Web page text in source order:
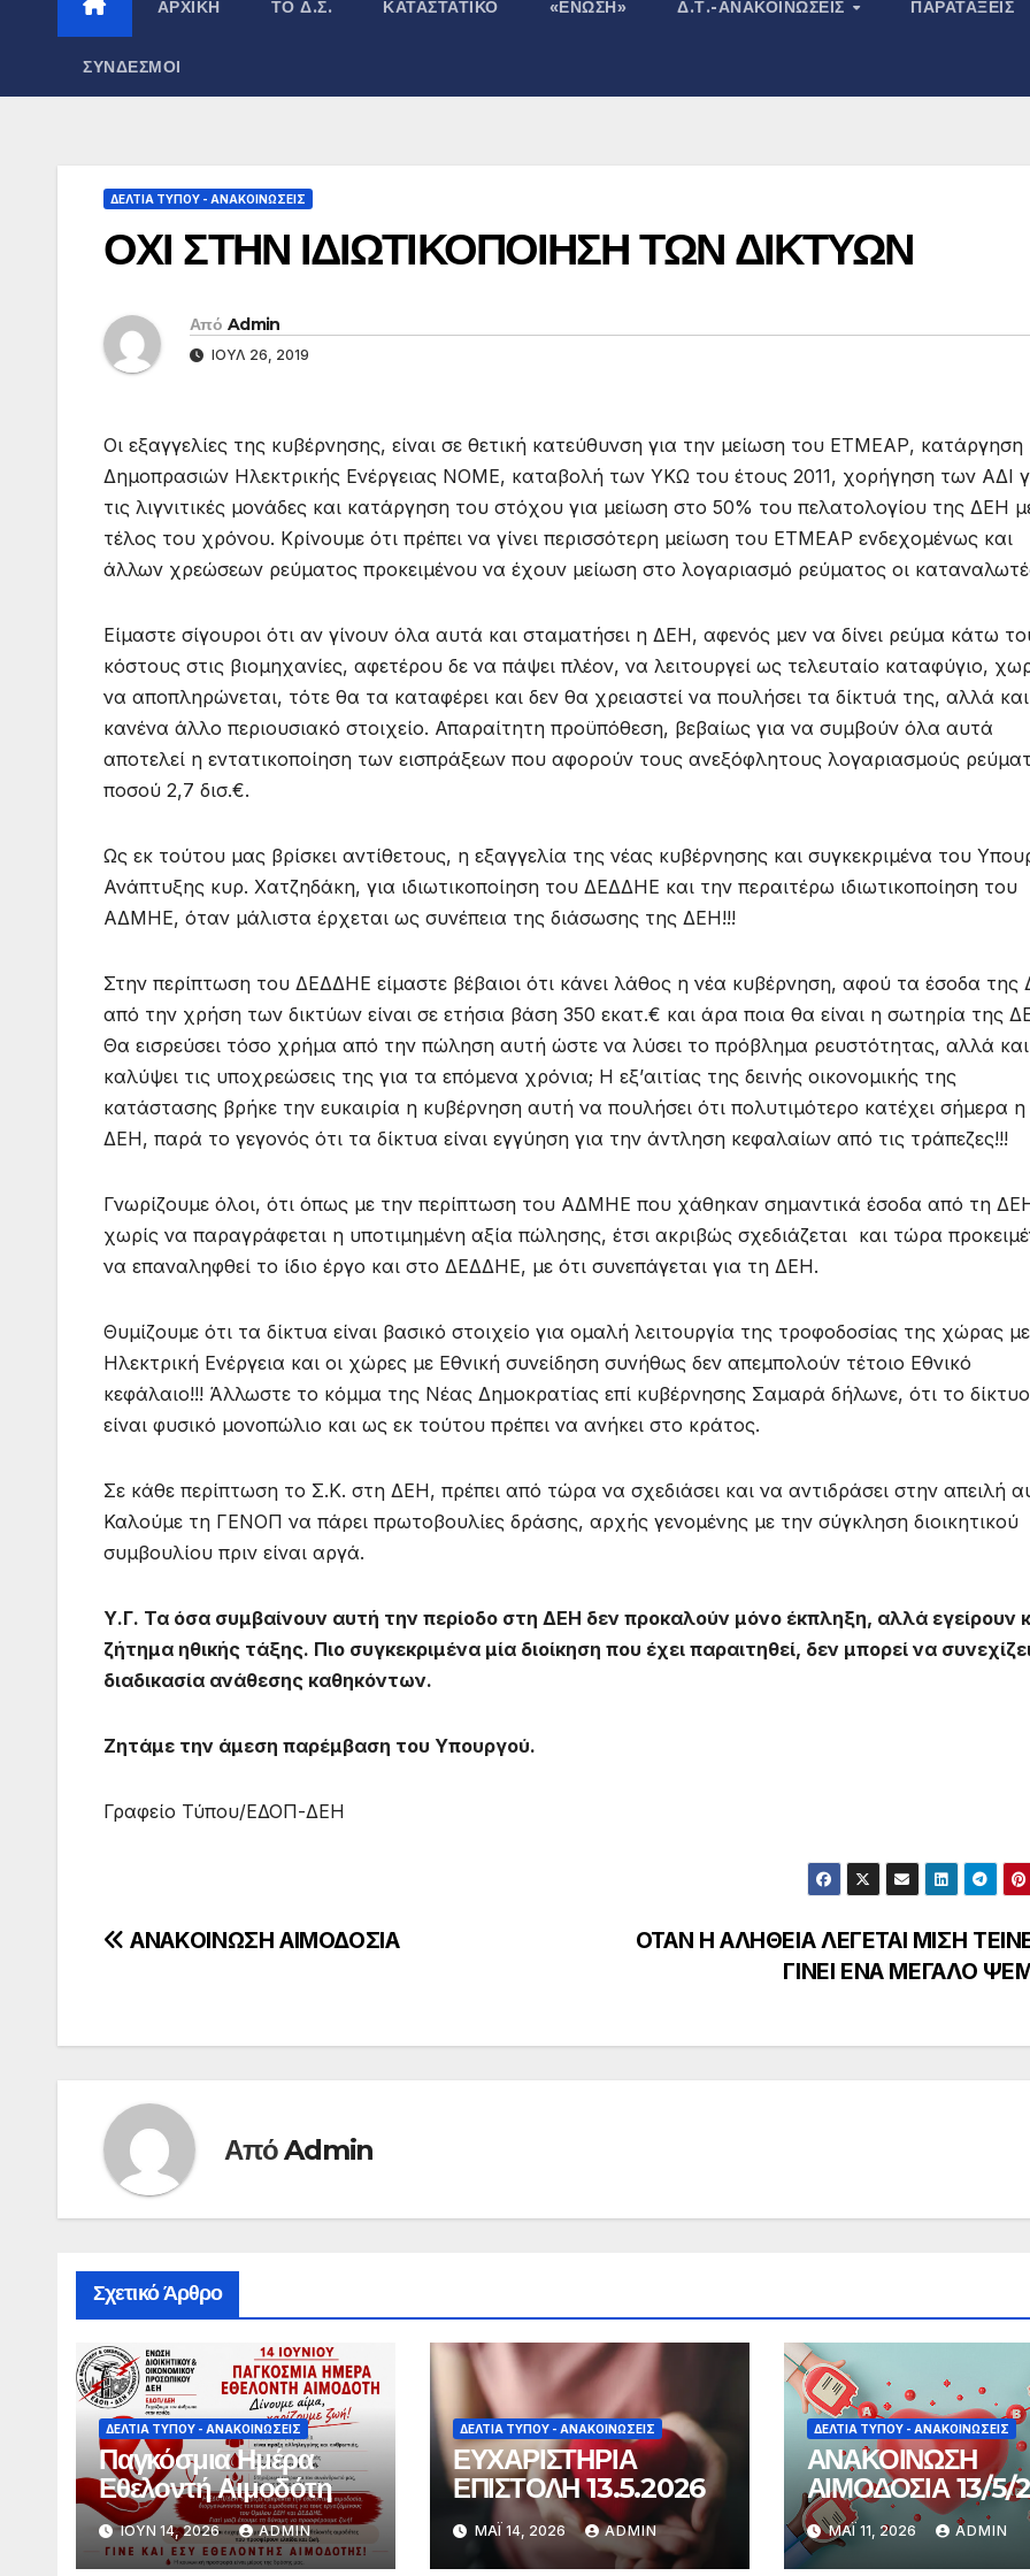
ΑΡΧΙΚΉ ΤΟ Δ.Σ. ΚΑΤΑΣΤΑΤΙΚΌ «ΕΝΩΣΗ» Δ.Τ.-ΑΝΑΚΟΙΝΏΣΕΙΣ ΠΑΡΑΤΆΞΕΙΣ
ΣΎΝΔΕΣΜΟΙ
ΔΕΛΤΊΑ ΤΎΠΟΥ - ΑΝΑΚΟΙΝΏΣΕΙΣ
ΟΧΙ ΣΤΗΝ ΙΔΙΩΤΙΚΟΠΟΙΗΣΗ ΤΩΝ ΔΙΚΤΥΩΝ
Από Admin
ΙΟΎΛ 26, 2019
Οι εξαγγελίες της κυβέρνησης, είναι σε θετική κατεύθυνση για την μείωση του ΕΤΜΕΑΡ,
Δημοπρασιών Ηλεκτρικής Ενέργειας ΝΟΜΕ, καταβολή των ΥΚΩ του έτους 2011, χορήγηση των ΑΔΙ
τις λιγνιτικές μονάδες και κατάργηση του στόχου για μείωση στο 50% του πελατολογίου της ΔΕΗ
τέλος του χρόνου. Κρίνουμε ότι πρέπει να γίνει περισσότερη μείωση του ΕΤΜΕΑΡ ενδεχομένως και
άλλων χρεώσεων ρεύματος προκειμένου να έχουν μείωση στο λογαριασμό ρεύματος οι
Είμαστε σίγουροι ότι αν γίνουν όλα αυτά και σταματήσει η ΔΕΗ, αφενός μεν να δίνει ρεύμα κάτω
κόστους στις βιομηχανίες, αφετέρου δε να πάψει πλέον, να λειτουργεί ως τελευταίο καταφύγιο,
να αποπληρώνεται, τότε θα τα καταφέρει και δεν θα χρειαστεί να πουλήσει τα δίκτυά της, αλλά και
κανένα άλλο περιουσιακό στοιχείο. Απαραίτητη προϋπόθεση, βεβαίως για να συμβούν όλα αυτά
αποτελεί η εντατικοποίηση των εισπράξεων που αφορούν τους ανεξόφλητους λογαριασμούς
ποσού 2,7 δισ.€.
Ως εκ τούτου μας βρίσκει αντίθετους, η εξαγγελία της νέας κυβέρνησης και συγκεκριμένα του
Ανάπτυξης κυρ. Χατζηδάκη, για ιδιωτικοποίηση του ΔΕΔΔΗΕ και την περαιτέρω ιδιωτικοποίηση του
ΑΔΜΗΕ, όταν μάλιστα έρχεται ως συνέπεια της διάσωσης της ΔΕΗ!!!
Στην περίπτωση του ΔΕΔΔΗΕ είμαστε βέβαιοι ότι κάνει λάθος η νέα κυβέρνηση, αφού τα έσοδα της
από την χρήση των δικτύων είναι σε ετήσια βάση 350 εκατ.€ και άρα ποια θα είναι η σωτηρία της
Θα εισρεύσει τόσο χρήμα από την πώληση αυτή ώστε να λύσει το πρόβλημα ρευστότητας, αλλά
καλύψει τις υποχρεώσεις της για τα επόμενα χρόνια; H εξ’αιτίας της δεινής οικονομικής της
κατάστασης βρήκε την ευκαιρία η κυβέρνηση αυτή να πουλήσει ότι πολυτιμότερο κατέχει σήμερα η
ΔΕΗ, παρά το γεγονός ότι τα δίκτυα είναι εγγύηση για την άντληση κεφαλαίων από τις τράπεζες!!!
Γνωρίζουμε όλοι, ότι όπως με την περίπτωση του ΑΔΜΗΕ που χάθηκαν σημαντικά έσοδα από τη
χωρίς να παραγράφεται η υποτιμημένη αξία πώλησης, έτσι ακριβώς σχεδιάζεται και τώρα
να επαναληφθεί το ίδιο έργο και στο ΔΕΔΔΗΕ, με ότι συνεπάγεται για τη ΔΕΗ.
Θυμίζουμε ότι τα δίκτυα είναι βασικό στοιχείο για ομαλή λειτουργία της τροφοδοσίας της χώρας με
Ηλεκτρική Ενέργεια και οι χώρες με Εθνική συνείδηση συνήθως δεν απεμπολούν τέτοιο Εθνικό
κεφάλαιο!!! Άλλωστε το κόμμα της Νέας Δημοκρατίας επί κυβέρνησης Σαμαρά δήλωνε, ότι το δίκτυο
είναι φυσικό μονοπώλιο και ως εκ τούτου πρέπει να ανήκει στο κράτος.
Σε κάθε περίπτωση το Σ.Κ. στη ΔΕΗ, πρέπει από τώρα να σχεδιάσει και να αντιδράσει στην απειλή
Καλούμε τη ΓΕΝΟΠ να πάρει πρωτοβουλίες δράσης, αρχής γενομένης με την σύγκληση διοικητικού
συμβουλίου πριν είναι αργά.
Υ.Γ. Τα όσα συμβαίνουν αυτή την περίοδο στη ΔΕΗ δεν προκαλούν μόνο έκπληξη, αλλά εγείρουν
ζήτημα ηθικής τάξης. Πιο συγκεκριμένα μία διοίκηση που έχει παραιτηθεί, δεν μπορεί να
διαδικασία ανάθεσης καθηκόντων.
Ζητάμε την άμεση παρέμβαση του Υπουργού.
Γραφείο Τύπου/ΕΔΟΠ-ΔΕΗ
Πλοήγηση
ΟΤΑΝ Η ΑΛΗΘΕΙΑ ΛΕΓΕΤΑΙ ΜΙΣΗ
ΓΙΝΕΙ ΕΝΑ ΜΕΓΑΛΟ
ΑΝΑΚΟΙΝΩΣΗ ΑΙΜΟΔΟΣΙΑ
ΑπόAdmin
Σχετικό Άρθρο
ΔΕΛΤΊΑ ΤΎΠΟΥ - ΑΝΑΚΟΙΝΏΣΕΙΣ
Παγκόσμια Ημέρα
Εθελοντή Αιμοδότη
ΙΟΎΝ 14, 2026 ADMIN
ΔΕΛΤΊΑ ΤΎΠΟΥ - ΑΝΑΚΟΙΝΏΣΕΙΣ
ΕΥΧΑΡΙΣΤΗΡΙΑ
ΕΠΙΣΤΟΛΗ 13.5.2026
ΜΆΙ 14, 2026 ADMIN
ΔΕΛΤΊΑ ΤΎΠΟΥ - ΑΝΑΚΟΙΝΏΣΕΙΣ
ΑΝΑΚΟΙΝΩΣΗ
ΑΙΜΟΔΟΣΙΑ 13/5/
ΜΆΙ 11, 2026 ADMIN